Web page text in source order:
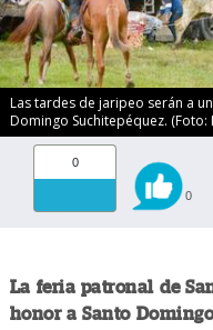
Las tardes de jaripeo serán a
Domingo Suchitepéquez.
0
0
La feria patronal de
honor a Santo